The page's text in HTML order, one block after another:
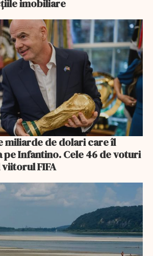
imobiliare
miliarde de dolari care îl
Infantino. Cele 46 de voturi
FIFA